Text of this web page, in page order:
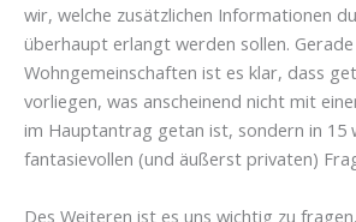
wir, welche zusätzlichen Informationen
überhaupt erlangt werden sollen.
Wohngemeinschaften ist es klar, dass
vorliegen, was anscheinend nicht mit
im Hauptantrag getan ist, sondern in 15
fantasievollen (und äußerst privaten)
Des Weiteren ist es uns wichtig zu